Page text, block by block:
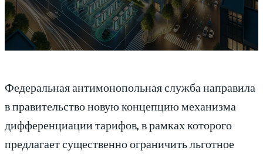
Федеральная антимонопольная служба направила
в правительство новую концепцию механизма
дифференциации тарифов, в рамках которого
предлагает существенно ограничить льготное